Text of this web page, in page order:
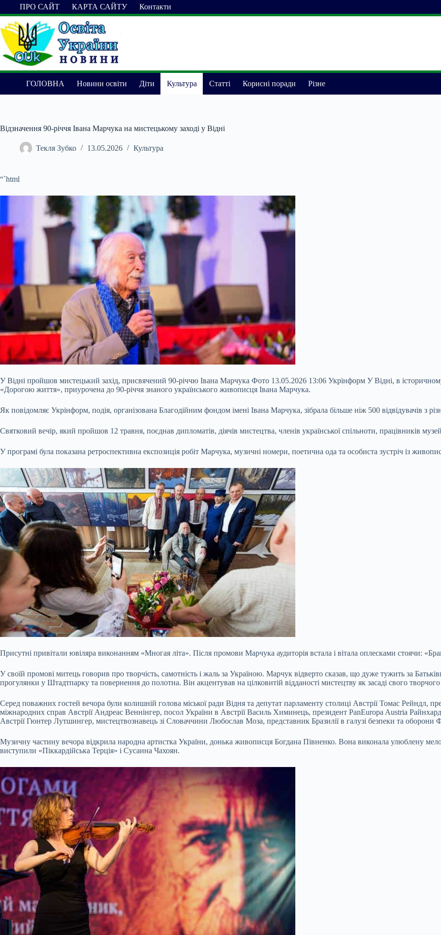
Перейти
до
вмісту
ПРО САЙТ КАРТА САЙТУ Контакти
ГОЛОВНА Новини освіти Діти Культура Статті Корисні поради Різне
Відзначення 90-річчя Івана Марчука на мистецькому заході у Відні
Текля Зубко 13.05.2026 Культура
“`html
У Відні пройшов мистецький захід, присвячений 90-річчю Івана Марчука Фото 13.05.2026 13:06 Укрінформ У Відні, в
«Дорогою життя», приурочена до 90-річчя знаного українського живописця Івана Марчука.
Як повідомляє Укрінформ, подія, організована Благодійним фондом імені Івана Марчука, зібрала більше ніж 500 відвідувачів з
Святковий вечір, який пройшов 12 травня, поєднав дипломатів, діячів мистецтва, членів української спільноти, працівників
У програмі була показана ретроспективна експозиція робіт Марчука, музичні номери, поетична ода та особиста зустріч із
Присутні привітали ювіляра виконанням «Многая літа». Після промови Марчука аудиторія встала і вітала оплесками стоячи:
У своїй промові митець говорив про творчість, самотність і жаль за Україною. Марчук відверто сказав, що дуже тужить за
прогулянки у Штадтпарку та повернення до полотна. Він акцентував на цілковитій відданості мистецтву як засаді свого
Серед поважних гостей вечора були колишній голова міської ради Відня та депутат парламенту столиці Австрії Томас Рейндл,
міжнародних справ Австрії Андреас Веннінгер, посол України в Австрії Василь Химинець, президент PanEuropa Austria Райнхард
Австрії Гюнтер Лутшингер, мистецтвознавець зі Словаччини Любослав Моза, представник Бразилії в галузі безпеки та оборони
Музичну частину вечора відкрила народна артистка України, донька живописця Богдана Півненко. Вона виконала улюблену
виступили «Піккардійська Терція» і Сусанна Чахоян.